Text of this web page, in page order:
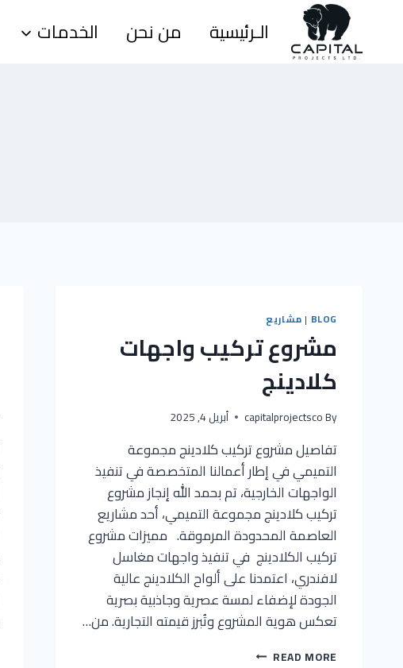
content
الـرئيسية من نحن الخدمات
BLOG
| مشاريع
مشروع تركيب واجهات
كلادينج
By
capitalprojectsco أبريل 4, 2025
تفاصيل مشروع تركيب كلادينج مجموعة
التميمي في إطار أعمالنا المتخصصة في تنفيذ
الواجهات الخارجية، تم بحمد الله إنجاز مشروع
تركيب كلادينج مجموعة التميمي، أحد مشاريع
العاصمة المحدودة المرموقة. مميزات مشروع
تركيب الكلادينج في تنفيذ واجهات مغاسل
لافندري، اعتمدنا على ألواح الكلادينج عالية
الجودة لإضفاء لمسة عصرية وجاذبية بصرية
تعكس هوية المشروع وتُبرز قيمته التجارية. من…
READ MORE مشروع